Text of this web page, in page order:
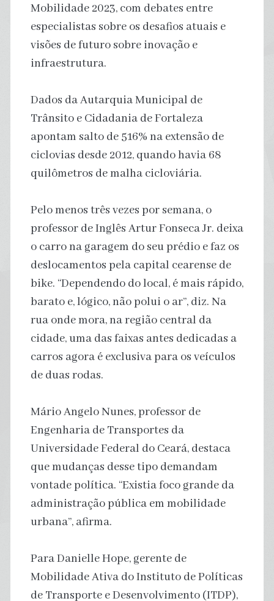
Mobilidade 2023, com debates entre
especialistas sobre os desafios atuais e
visões de futuro sobre inovação e
infraestrutura.
Dados da Autarquia Municipal de
Trânsito e Cidadania de Fortaleza
apontam salto de 516% na extensão de
ciclovias desde 2012, quando havia 68
quilômetros de malha cicloviária.
Pelo menos três vezes por semana, o
professor de Inglês Artur Fonseca Jr. deixa
o carro na garagem do seu prédio e faz os
deslocamentos pela capital cearense de
bike. “Dependendo do local, é mais rápido,
barato e, lógico, não polui o ar”, diz. Na
rua onde mora, na região central da
cidade, uma das faixas antes dedicadas a
carros agora é exclusiva para os veículos
de duas rodas.
Mário Angelo Nunes, professor de
Engenharia de Transportes da
Universidade Federal do Ceará, destaca
que mudanças desse tipo demandam
vontade política. “Existia foco grande da
administração pública em mobilidade
urbana”, afirma.
Para Danielle Hope, gerente de
Mobilidade Ativa do Instituto de Políticas
de Transporte e Desenvolvimento (ITDP),